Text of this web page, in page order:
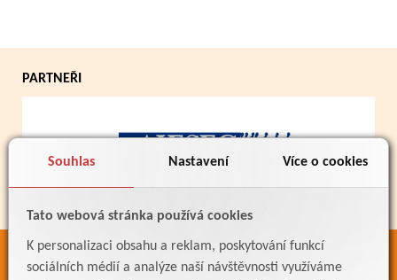
Souhlas Nastavení Více o cookies
Tato webová stránka používá cookies
K personalizaci obsahu a reklam, poskytování funkcí
sociálních médií a analýze naší návštěvnosti využíváme
PARTNEŘI
ODKAZY